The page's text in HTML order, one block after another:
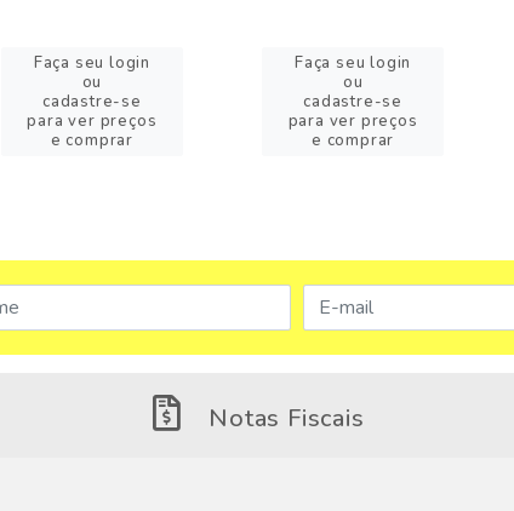
Faça seu login
ou
cadastre-se
para ver preços
e comprar
Faça seu login
ou
cadastre-se
para ver preços
e comprar
Notas Fiscais